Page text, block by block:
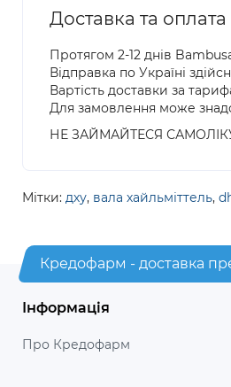
Доставка та оплата
Протягом 2-12 днів
Відправка по Україні
Вартість доставки за
Для замовлення може
НЕ ЗАЙМАЙТЕСЯ
Мітки: дху, вала хайльміттель,
Кредофарм - доставка
Інформація
Про Кредофарм